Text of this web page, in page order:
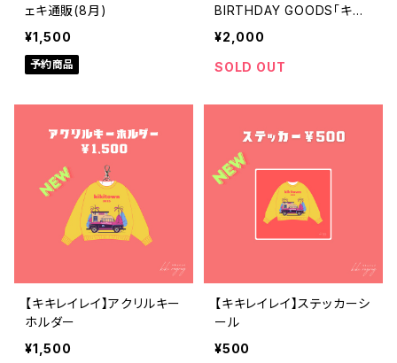
ェキ通販(8月)
¥1,500
予約商品
BIRTHDAY GOODS「キリ
ンのデコチェキ」
¥2,000
SOLD OUT
【キキレイレイ】アクリルキー
ホルダー
¥1,500
【キキレイレイ】ステッカーシ
ール
¥500